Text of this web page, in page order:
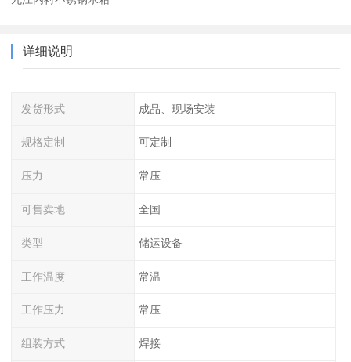
详细说明
发货形式 成品、现场安装
规格定制 可定制
压力 常压
可售卖地 全国
类型 储运设备
工作温度 常温
工作压力 常压
组装方式 焊接